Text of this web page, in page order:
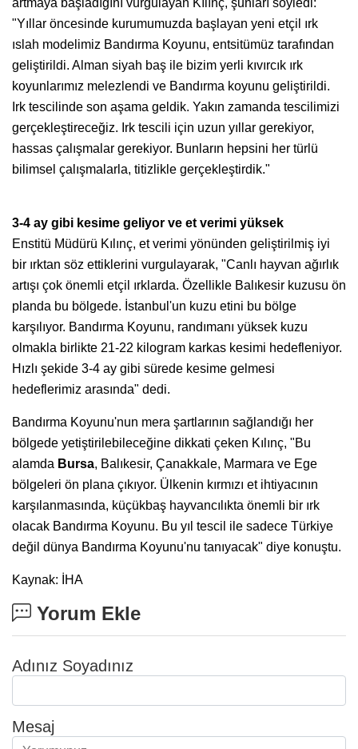
"Yıllar öncesinde kurumumuzda başlayan yeni etçil ırk
ıslah modelimiz Bandırma Koyunu, entsitümüz tarafından
geliştirildi. Alman siyah baş ile bizim yerli kıvırcık ırk
koyunlarımız melezlendi ve Bandırma koyunu geliştirildi.
Irk tescilinde son aşama geldik. Yakın zamanda tescilimizi
gerçekleştireceğiz. Irk tescili için uzun yıllar gerekiyor,
hassas çalışmalar gerekiyor. Bunların hepsini her türlü
bilimsel çalışmalarla, titizlikle gerçekleştirdik."
3-4 ay gibi kesime geliyor ve et verimi yüksek
Enstitü Müdürü Kılınç, et verimi yönünden geliştirilmiş iyi
bir ırktan söz ettiklerini vurgulayarak, "Canlı hayvan ağırlık
artışı çok önemli etçil ırklarda. Özellikle Balıkesir kuzusu ön
planda bu bölgede. İstanbul'un kuzu etini bu bölge
karşılıyor. Bandırma Koyunu, randımanı yüksek kuzu
olmakla birlikte 21-22 kilogram karkas kesimi hedefleniyor.
Hızlı şekide 3-4 ay gibi sürede kesime gelmesi
hedeflerimiz arasında" dedi.
Bandırma Koyunu'nun mera şartlarının sağlandığı her
bölgede yetiştirilebileceğine dikkati çeken Kılınç, "Bu
alamda Bursa, Balıkesir, Çanakkale, Marmara ve Ege
bölgeleri ön plana çıkıyor. Ülkenin kırmızı et ihtiyacının
karşılanmasında, küçükbaş hayvancılıkta önemli bir ırk
olacak Bandırma Koyunu. Bu yıl tescil ile sadece Türkiye
değil dünya Bandırma Koyunu'nu tanıyacak" diye konuştu.
Kaynak: İHA
Yorum Ekle
Adınız Soyadınız
Mesaj